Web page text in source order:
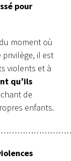
pour
moment où
il est
violents et à
qu’ils
de
enfants.